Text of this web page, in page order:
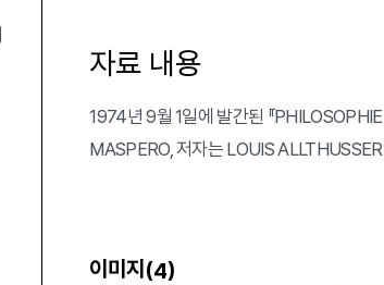
자료 내용
1974년 9월 1일에 발간된 『
MASPERO, 저자는 LOUIS
이미지(4)